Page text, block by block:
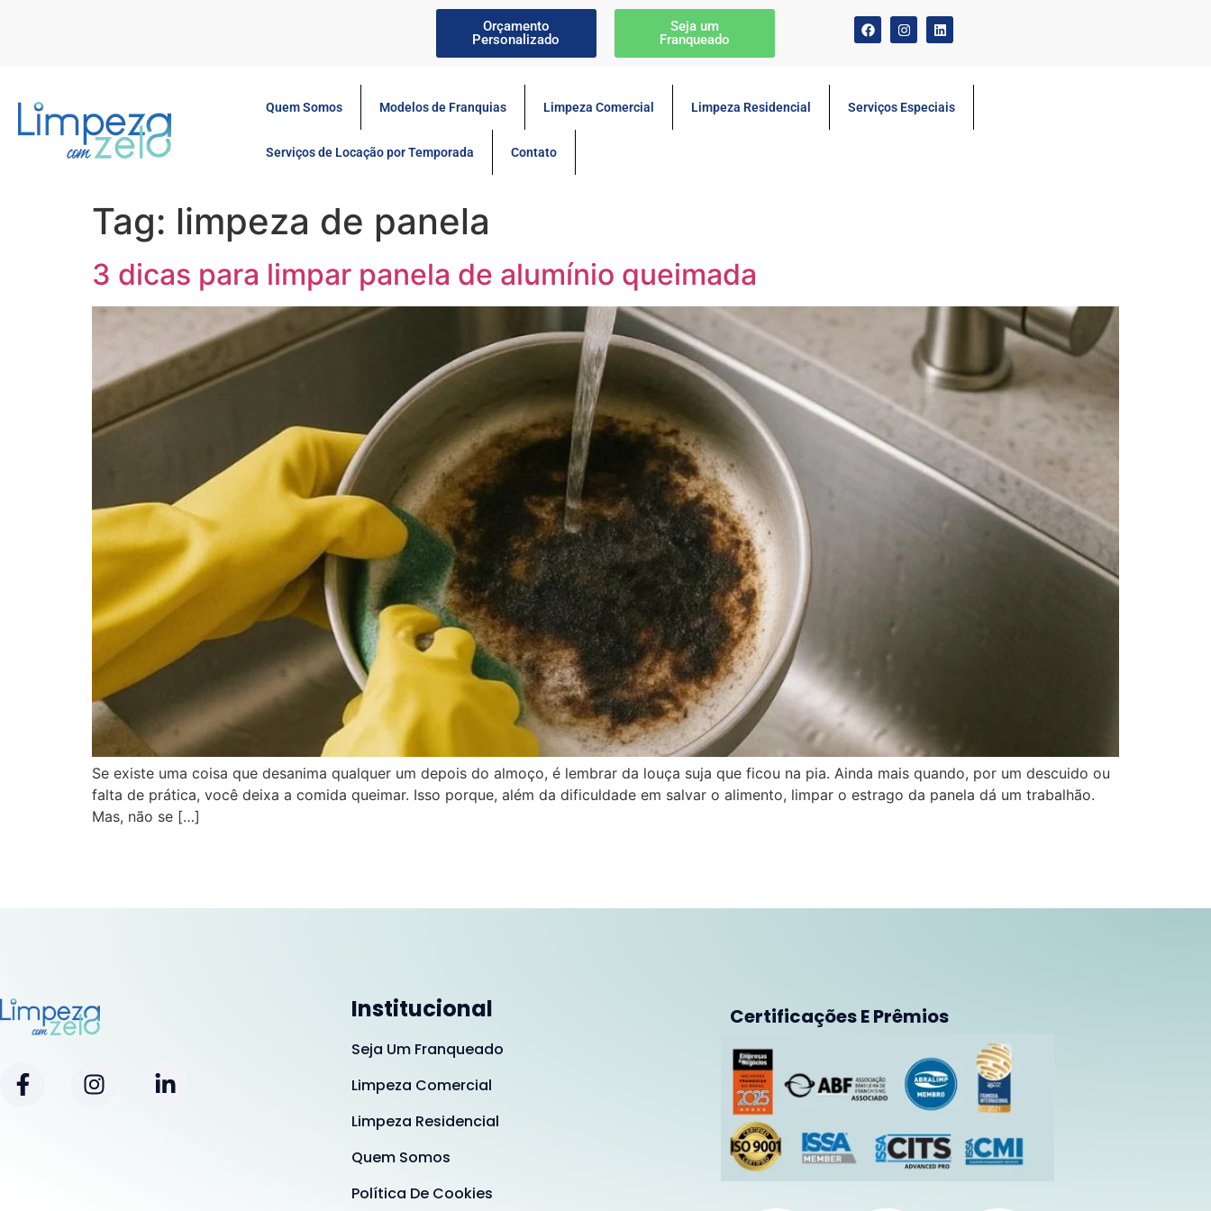
Orçamento
Personalizado
Seja um
Franqueado
Quem Somos Modelos de Franquias Limpeza Comercial Limpeza Residencial Serviços Especiais
Serviços de Locação por Temporada Contato
Tag: limpeza de panela
3 dicas para limpar panela de alumínio queimada
Se existe uma coisa que desanima qualquer um depois do almoço, é lembrar da louça suja que ficou na pia. Ainda mais quando, por um descuido ou
falta de prática, você deixa a comida queimar. Isso porque, além da dificuldade em salvar o alimento, limpar o estrago da panela dá um trabalhão.
Mas, não se […]
Institucional
Seja Um Franqueado
Limpeza Comercial
Limpeza Residencial
Quem Somos
Política De Cookies
Certificações E Prêmios